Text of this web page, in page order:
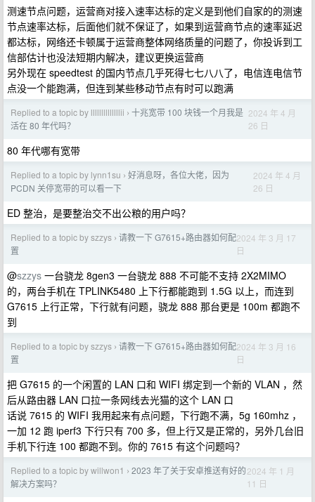
测速节点问题，运营商对接入速率达标的定义是到他们自家的的测速
节点速率达标，后面他们就不保证了，如果到运营商节点的速率延迟
都达标，网络还卡顿属于运营商整体网络质量的问题了，你投诉到工
信部估计也没法短期内解决，建议更换运营商
另外现在 speedtest 的国内节点几乎死得七七八八了，电信连电信节
点没一个能跑满，但连到某些移动节点有时可以跑满
Replied to a topic by llllllllllllllii › 十兆宽带 100 块钱一个月我是
活在 80 年代吗？
2024 年 4 月
26 日
80 年代哪有宽带
Replied to a topic by lynn1su › 好消息呀，各位大佬，因为
PCDN 关停宽带的可以看一下
2024 年 4 月
26 日
ED 整治，是要整治交不出公粮的用户吗？
Replied to a topic by szzys › 请教一下 G7615+路由器如何配
置
2024 年 3 月 17
日
@szzys 一台骁龙 8gen3 一台骁龙 888 不可能不支持 2X2MIMO
的，两台手机在 TPLINK5480 上下行都能跑到 1.5G 以上，而连到
G7615 上行正常，下行就有问题，骁龙 888 那台更是 100m 都跑不
到
Replied to a topic by szzys › 请教一下 G7615+路由器如何配
置
2024 年 3 月 16
日
把 G7615 的一个闲置的 LAN 口和 WIFI 绑定到一个新的 VLAN ，然
后从路由器 LAN 口拉一条网线去光猫的这个 LAN 口
话说 7615 的 WIFI 我用起来有点问题，下行跑不满，5g 160mhz ，
一加 12 跑 iperf3 下行只有 700 多，但上行又是正常的，另外几台旧
手机下行连 100 都跑不到。你的 7615 有这个问题吗？
Replied to a topic by willwon1 › 2023 年了关于安卓推送有好的
解决方案吗？
2024 年 1 月
11 日